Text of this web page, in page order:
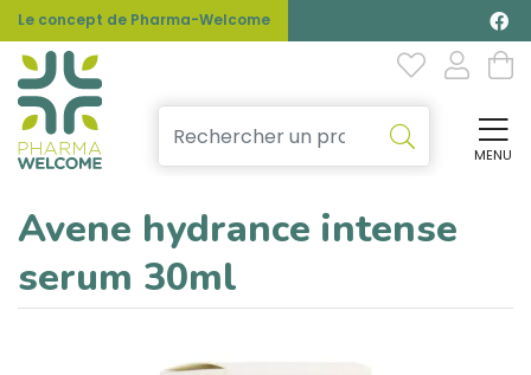
Le concept de Pharma-Welcome
MENU
Avene hydrance intense
serum 30ml